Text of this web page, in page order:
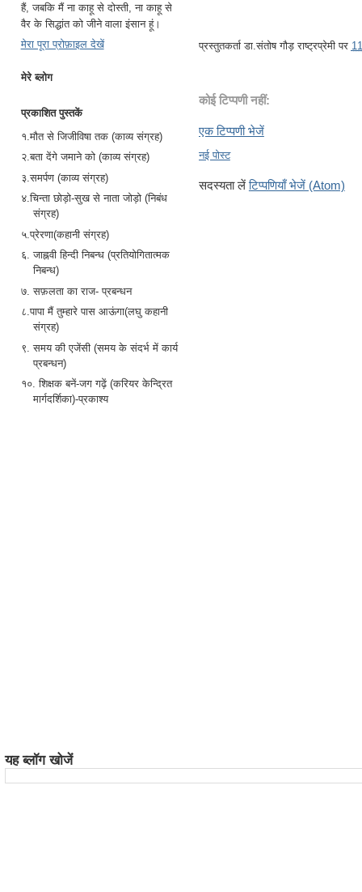
हैं, जबकि मैं ना काहू से दोस्ती, ना काहू से
वैर के सिद्धांत को जीने वाला इंसान हूं।
मेरा पूरा प्रोफ़ाइल देखें
मेरे ब्लोग
प्रकाशित पुस्तकें
१.मौत से जिजीविषा तक (काव्य संग्रह)
२.बता देंगे जमाने को (काव्य संग्रह)
३.समर्पण (काव्य संग्रह)
४.चिन्ता छोड़ो-सुख से नाता जोड़ो (निबंध
संग्रह)
५.प्रेरणा(कहानी संग्रह)
६. जाह्नवी हिन्दी निबन्ध (प्रतियोगितात्मक
निबन्ध)
७. सफ़लता का राज- प्रबन्धन
८.पापा मैं तुम्हारे पास आऊंगा(लघु कहानी
संग्रह)
९. समय की एजेंसी (समय के संदर्भ में कार्य
प्रबन्धन)
१०. शिक्षक बनें-जग गढ़ें (करियर केन्द्रित
मार्गदर्शिका)-प्रकाश्य
प्रस्तुतकर्ताडा.संतोष गौड़ राष्ट्रप्रेमी पर
कोई टिप्पणी नहीं:
एक टिप्पणी भेजें
नई पोस्ट
सदस्यता लेंटिप्पणियाँ भेजें (Atom)
यह ब्लॉग खोजें